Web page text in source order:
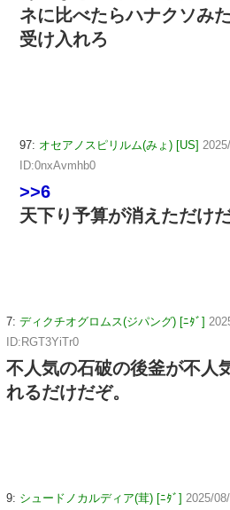
ネに比べたらハナクソみ
受け入れろ
97: オセアノスピリルム(みょ) [US]
ID:0nxAvmhb0
>>6
天下り予算が消えただけ
7: ディクチオグロムス(ジパング) [ﾆﾀﾞ]
ID:RGT3YiTr0
不人気の石破の後釜が不人
れるだけだぞ。
9: シュードノカルディア(茸) [ﾆﾀﾞ] 2025/